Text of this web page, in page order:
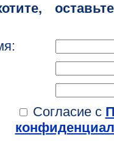
Согласие с